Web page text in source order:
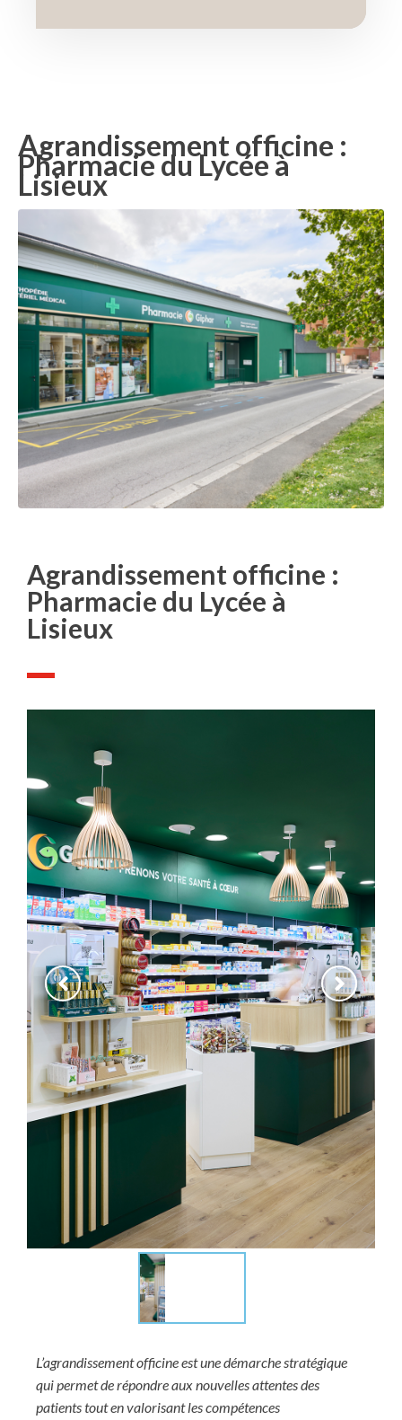
Agrandissement officine :
Pharmacie du Lycée à
Lisieux
Agrandissement officine :
Pharmacie du Lycée à
Lisieux
L’agrandissement officine est une démarche stratégique
qui permet de répondre aux nouvelles attentes des
patients tout en valorisant les compétences